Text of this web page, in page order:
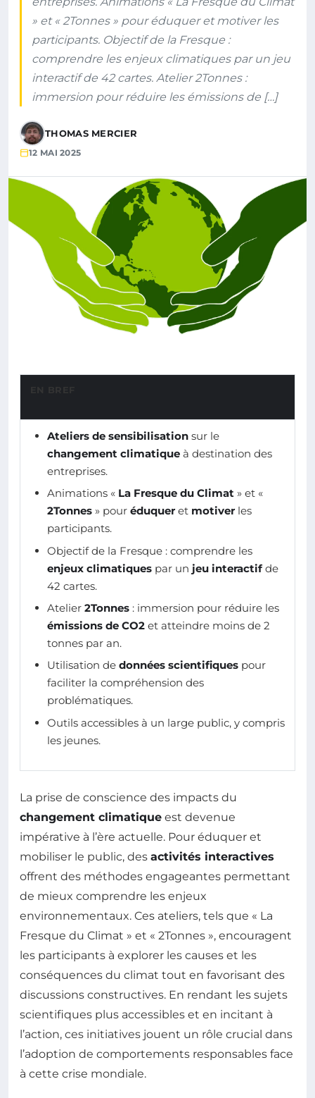
» et « 2Tonnes » pour éduquer et motiver les
participants. Objectif de la Fresque :
comprendre les enjeux climatiques par un jeu
interactif de 42 cartes. Atelier 2Tonnes :
immersion pour réduire les émissions de […]
THOMAS MERCIER
12 MAI 2025
Ateliers de sensibilisation sur le
changement climatique à destination des
entreprises.
Animations « La Fresque du Climat » et «
2Tonnes » pour éduquer et motiver les
participants.
Objectif de la Fresque : comprendre les
enjeux climatiques par un jeu interactifde
42 cartes.
Atelier 2Tonnes : immersion pour réduire les
émissions de CO2 et atteindre moins de 2
tonnes par an.
Utilisation de données scientifiques pour
faciliter la compréhension des
problématiques.
Outils accessibles à un large public, y compris
les jeunes.
La prise de conscience des impacts du
changement climatique est devenue
impérative à l’ère actuelle. Pour éduquer et
mobiliser le public, des activités interactives
offrent des méthodes engageantes permettant
de mieux comprendre les enjeux
environnementaux. Ces ateliers, tels que « La
Fresque du Climat » et « 2Tonnes », encouragent
les participants à explorer les causes et les
conséquences du climat tout en favorisant des
discussions constructives. En rendant les sujets
scientifiques plus accessibles et en incitant à
l’action, ces initiatives jouent un rôle crucial dans
l’adoption de comportements responsables face
à cette crise mondiale.